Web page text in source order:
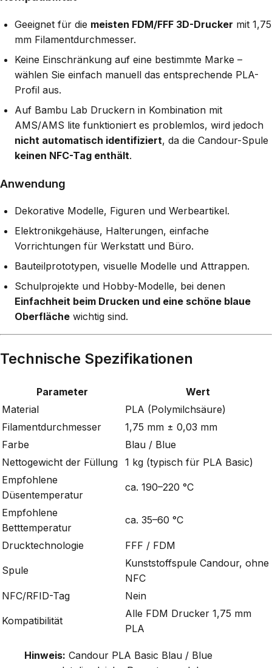
Geeignet für die meisten FDM/FFF 3D-Drucker mit 1,75
mm Filamentdurchmesser.
Keine Einschränkung auf eine bestimmte Marke –
wählen Sie einfach manuell das entsprechende PLA-
Profil aus.
Auf Bambu Lab Druckern in Kombination mit
AMS/AMS lite funktioniert es problemlos, wird jedoch
nicht automatisch identifiziert, da die Candour-Spule
keinen NFC-Tag enthält.
Anwendung
Dekorative Modelle, Figuren und Werbeartikel.
Elektronikgehäuse, Halterungen, einfache
Vorrichtungen für Werkstatt und Büro.
Bauteilprototypen, visuelle Modelle und Attrappen.
Schulprojekte und Hobby-Modelle, bei denen
Einfachheit beim Drucken und eine schöne blaue
Oberfläche wichtig sind.
Technische Spezifikationen
Parameter
Wert
Material
PLA (Polymilchsäure)
Filamentdurchmesser
1,75 mm ± 0,03 mm
Farbe
Blau / Blue
Nettogewicht der Füllung 1 kg (typisch für PLA Basic)
Empfohlene
Düsentemperatur
ca. 190–220 °C
Empfohlene
Betttemperatur
ca. 35–60 °C
Drucktechnologie FFF / FDM
Spule
Kunststoffspule Candour, ohne
NFC
NFC/RFID-Tag
Nein
Kompatibilität
Alle FDM Drucker 1,75 mm
PLA
Hinweis: Candour PLA Basic Blau / Blue